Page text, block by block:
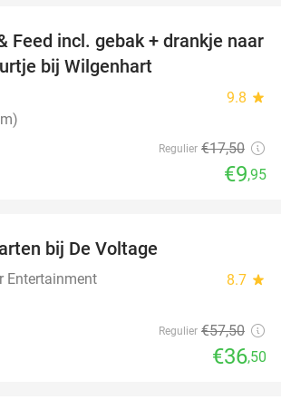
43%
Feed incl. gebak + drankje naar
bij Wilgenhart
9.8 star
Regulier €17,50
€9,95
bij De Voltage
Entertainment 8.7 star
Regulier €57,50
€36,50